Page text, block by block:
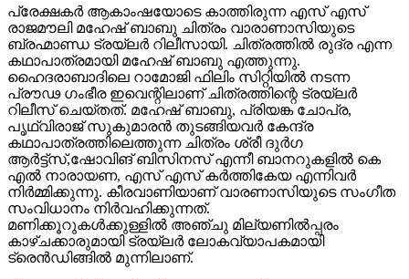
പ്രേക്ഷകർ ആകാംഷയോടെ കാത്തിരുന്ന എസ് എസ്
രാജമൗലി മഹേഷ് ബാബു ചിത്രം വാരാണാസിയുടെ
ബ്രഹ്മാണ്ഡ ട്രയ്ലർ റിലീസായി. ചിത്രത്തിൽ രുദ്ര എന്ന
കഥാപാത്രമായി മഹേഷ് ബാബു എത്തുന്നു.
ഹൈദരാബാദിലെ റാമോജി ഫിലിം സിറ്റിയിൽ നടന്ന
പ്രൗഢ ഗംഭീര ഇവെന്റിലാണ് ചിത്രത്തിന്റെ ട്രയ്ലർ
റിലീസ് ചെയ്തത്. മഹേഷ് ബാബു, പ്രിയങ്ക ചോപ്ര,
പൃഥ്വിരാജ് സുകുമാരൻ തുടങ്ങിയവർ കേന്ദ്ര
കഥാപാത്രത്തിലെത്തുന്ന ചിത്രം ശ്രീ ദുർഗ
ആർട്ട്സ്,ഷോവിങ് ബിസിനസ് എന്നീ ബാനറുകളിൽ കെ
എൽ നാരായണ, എസ് എസ് കർത്തികേയ എന്നിവർ
നിർമ്മിക്കുന്നു. കീരവാണിയാണ് വാരണാസിയുടെ സംഗീത
സംവിധാനം നിർവഹിക്കുന്നത്.
മണിക്കൂറുകൾക്കുള്ളിൽ അഞ്ചു മില്യണിൽപ്പരം
കാഴ്ചക്കാരുമായി ട്രയ്ലർ ലോകവ്യാപകമായി
ട്രെൻഡിങ്ങിൽ മുന്നിലാണ്.